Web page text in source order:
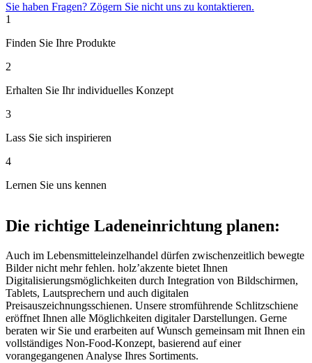
Sie haben Fragen? Zögern Sie nicht uns zu kontaktieren.
1
Finden Sie Ihre Produkte
2
Erhalten Sie Ihr individuelles Konzept
3
Lass Sie sich inspirieren
4
Lernen Sie uns kennen
Die richtige Ladeneinrichtung planen:
Auch im Lebensmitteleinzelhandel dürfen zwischenzeitlich bewegte
Bilder nicht mehr fehlen. holz’akzente bietet Ihnen
Digitalisierungsmöglichkeiten durch Integration von Bildschirmen,
Tablets, Lautsprechern und auch digitalen
Preisauszeichnungsschienen. Unsere stromführende Schlitzschiene
eröffnet Ihnen alle Möglichkeiten digitaler Darstellungen. Gerne
beraten wir Sie und erarbeiten auf Wunsch gemeinsam mit Ihnen ein
vollständiges Non-Food-Konzept, basierend auf einer
vorangegangenen Analyse Ihres Sortiments.